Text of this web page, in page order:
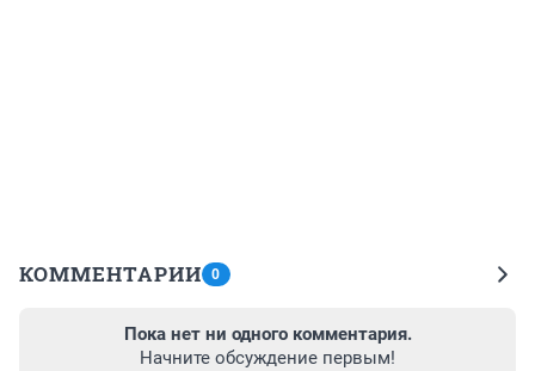
КОММЕНТАРИИ 0
Пока нет ни одного комментария.
Начните обсуждение первым!